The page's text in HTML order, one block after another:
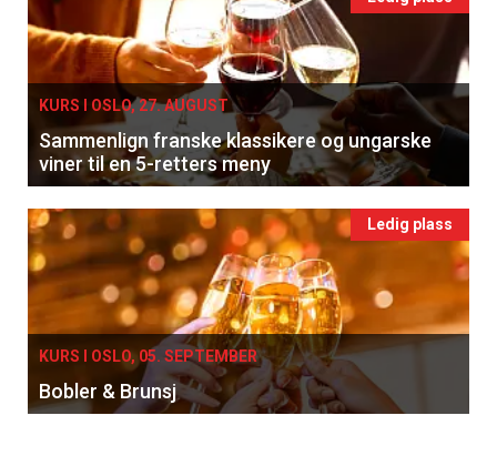
Få ukentlige nyhetsbrev fra
Apéritif
Vi tilbyr flere ukentlige nyhetsbrev. Du
kan fritt velge hvilke du ønsker å få
KURS I OSLO, 27. AUGUST
Sammenlign franske klassikere og ungarske
viner til en 5-retters meny
Ledig plass
KURS I OSLO, 05. SEPTEMBER
Bobler & Brunsj